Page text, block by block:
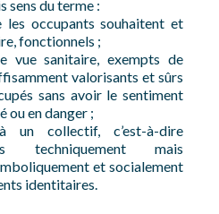
sens du terme :
les occupants souhaitent et
fonctionnels ;
vue sanitaire, exempts de
valorisants et sûrs
sans avoir le sentiment
ou en danger ;
collectif, c’est-à-dire
techniquement mais
et socialement
identitaires.